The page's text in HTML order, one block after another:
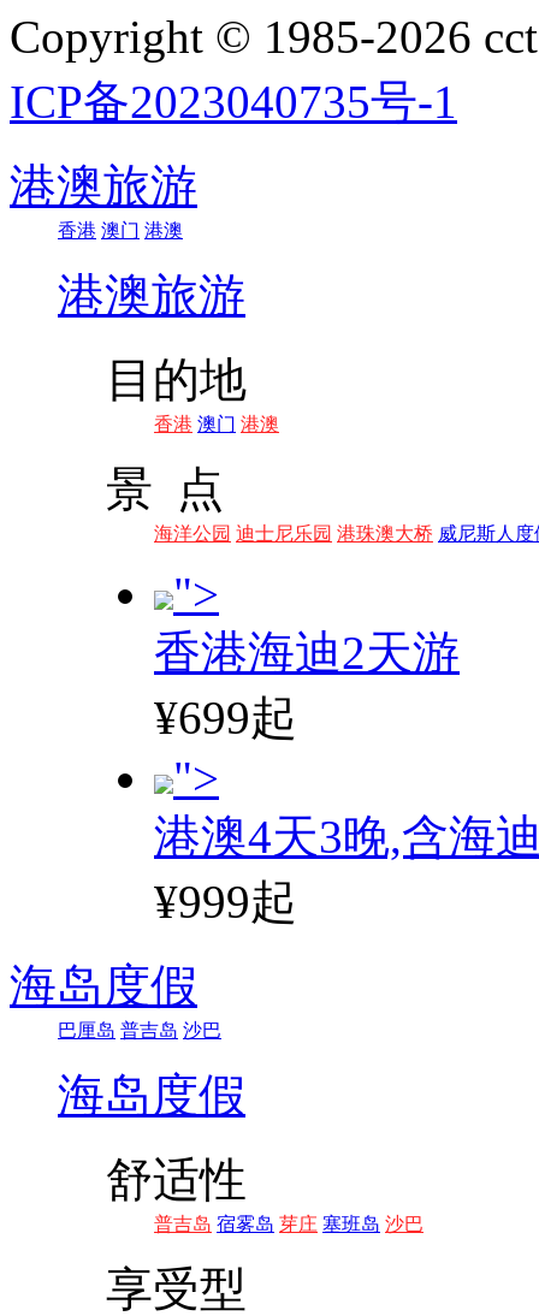
Copyright © 1985-2026
ICP备2023040735号-1
港澳旅游
香港 澳门 港澳
港澳旅游
目的地
香港 澳门 港澳
景 点
海洋公园 迪士尼乐园 港珠澳大桥 威尼斯人度
">
香港海迪2天游
¥699起
">
港澳4天3晚,含海
¥999起
海岛度假
巴厘岛 普吉岛 沙巴
海岛度假
舒适性
普吉岛 宿雾岛 芽庄 塞班岛 沙巴
享受型